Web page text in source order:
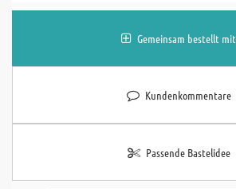
Gemeinsam bestellt mit
Kundenkommentare
Passende Bastelidee